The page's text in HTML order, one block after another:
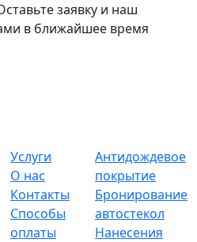
заявку и наш
в ближайшее время
Услуги
О нас
Контакты
Способы
оплаты
Антидождевое
покрытие
Бронирование
автостекол
Нанесения